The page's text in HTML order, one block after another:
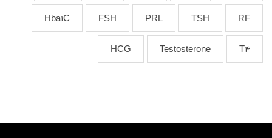
RF
TSH
PRL
FSH
Hba1C
T4
Testosterone
HCG